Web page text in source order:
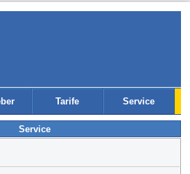
Tarife Service
Service